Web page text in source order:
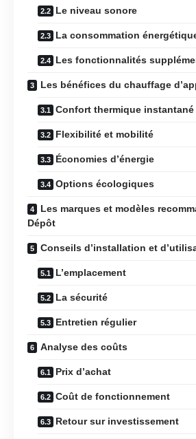
Le niveau sonore
La consommation
Les fonctionnalités
Les bénéfices du chauffage
Confort thermique instantané
Flexibilité et mobilité
Économies d’énergie
Options écologiques
Les marques et modèles
Dépôt
Conseils d’installation et
L’emplacement
La sécurité
Entretien régulier
Analyse des coûts
Prix d’achat
Coût de fonctionnement
Retour sur investissement